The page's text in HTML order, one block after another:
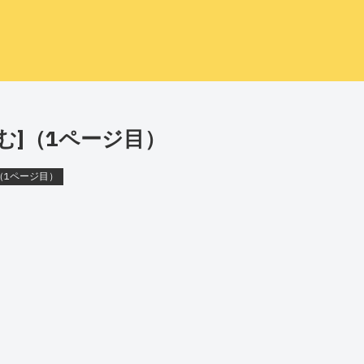
（1ページ目）
ページ目）